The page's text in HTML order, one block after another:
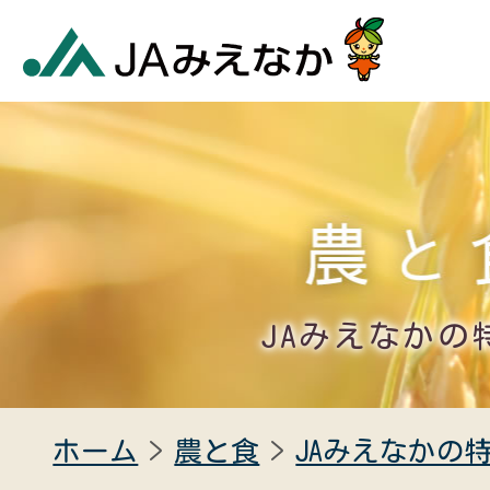
JAみえなかの
ホーム 農と食 JAみえなかの